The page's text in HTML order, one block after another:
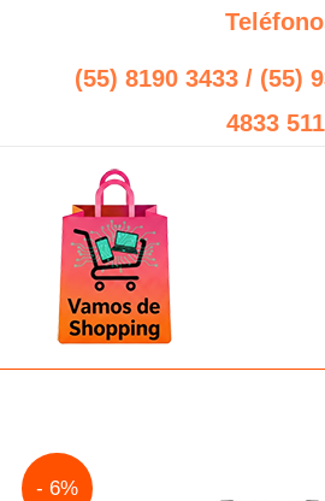
contenido
(55) 8190 3433 / (55)
4833
- 6%